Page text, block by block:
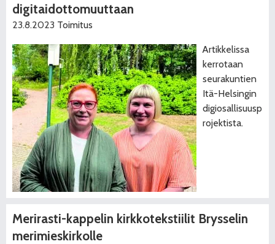
digitaidottomuuttaan
23.8.2023 Toimitus
Artikkelissa
kerrotaan
seurakuntien
Itä-Helsingin
digiosallisuusp
rojektista.
Merirasti-kappelin kirkkotekstiilit Brysselin
merimieskirkolle